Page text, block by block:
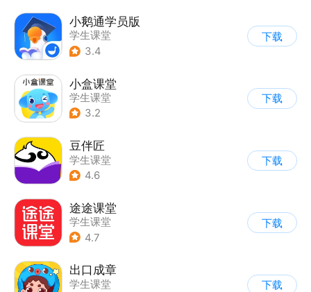
小鹅通学员版
学生课堂
3.4
下载
小盒课堂
学生课堂
3.2
下载
豆伴匠
学生课堂
4.6
下载
途途课堂
学生课堂
4.7
下载
出口成章
学生课堂
下载